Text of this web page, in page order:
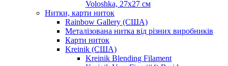
Voloshka, 27х27 см
Нитки, карти ниток
Rainbow Gallery (США)
Металізована нитка від різних виробників
Карти ниток
Kreinik (США)
Kreinik Blending Filament